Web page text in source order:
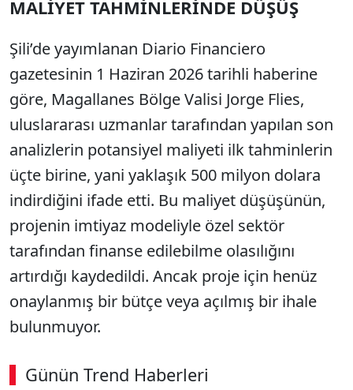
MALİYET TAHMİNLERİNDE DÜŞÜŞ
Şili’de yayımlanan Diario Financiero
gazetesinin 1 Haziran 2026 tarihli haberine
göre, Magallanes Bölge Valisi Jorge Flies,
uluslararası uzmanlar tarafından yapılan son
analizlerin potansiyel maliyeti ilk tahminlerin
üçte birine, yani yaklaşık 500 milyon dolara
indirdiğini ifade etti. Bu maliyet düşüşünün,
projenin imtiyaz modeliyle özel sektör
tarafından finanse edilebilme olasılığını
artırdığı kaydedildi. Ancak proje için henüz
onaylanmış bir bütçe veya açılmış bir ihale
bulunmuyor.
Günün Trend Haberleri
00:02 / 09:08